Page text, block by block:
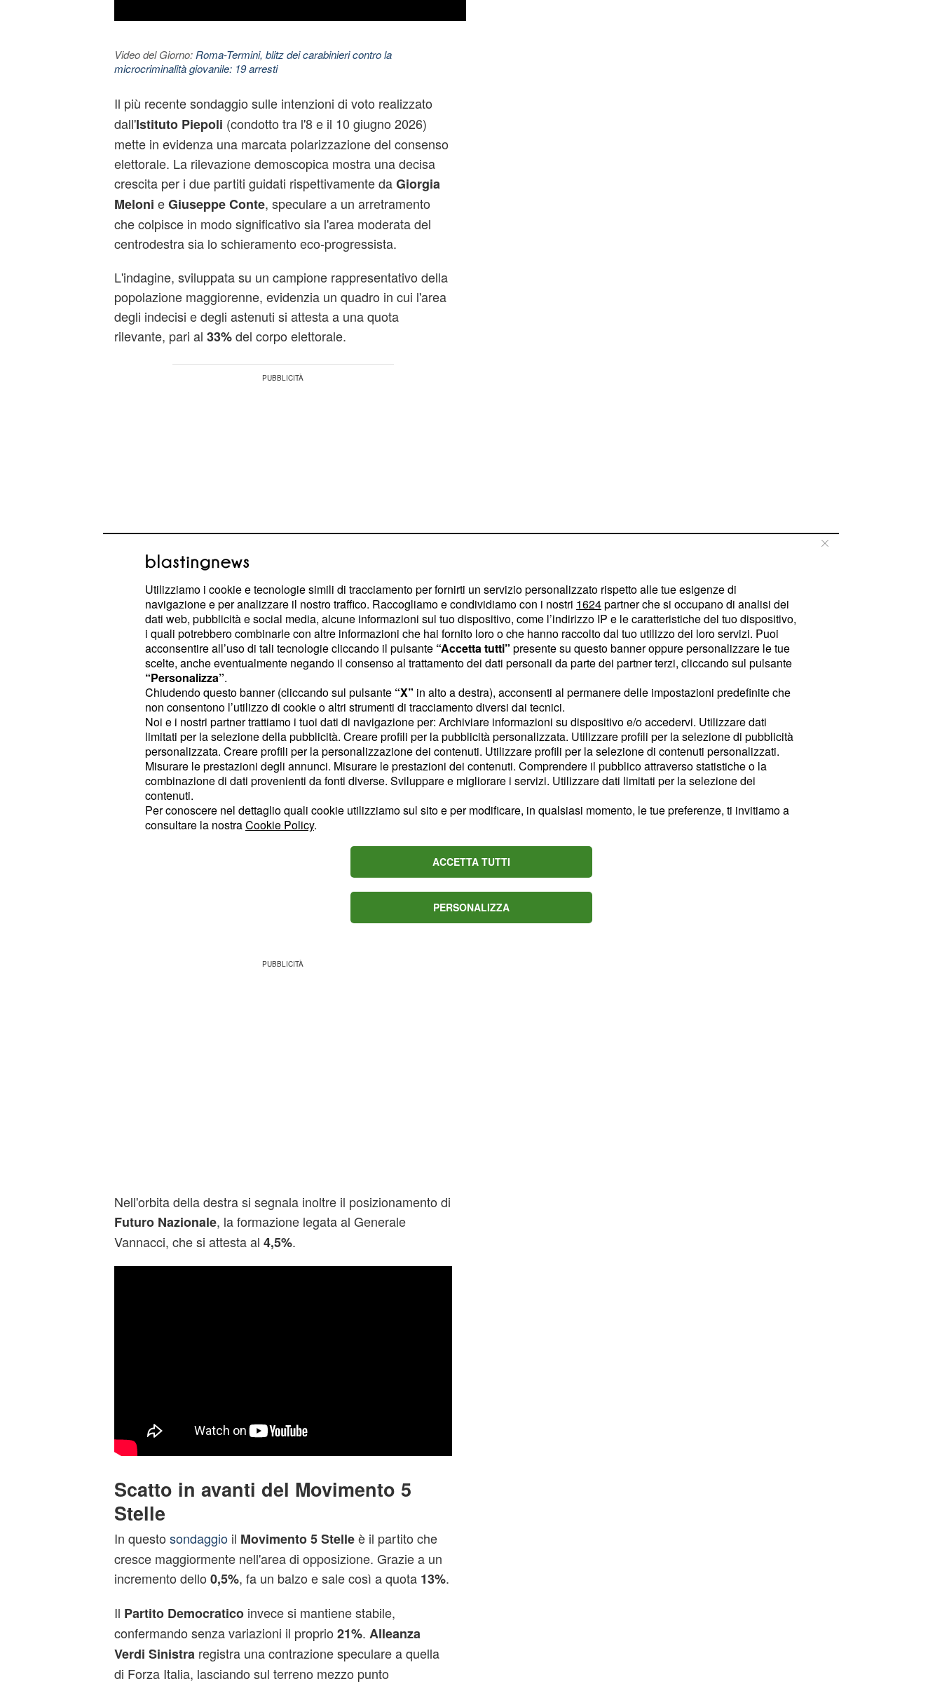
Video del Giorno: Roma-Termini, blitz dei carabinieri contro la
microcriminalità giovanile: 19 arresti
Il più recente sondaggio sulle intenzioni di voto realizzato
dall'Istituto Piepoli (condotto tra l'8 e il 10 giugno 2026)
mette in evidenza una marcata polarizzazione del consenso
elettorale. La rilevazione demoscopica mostra una decisa
crescita per i due partiti guidati rispettivamente daGiorgia
Meloni eGiuseppe Conte, speculare a un arretramento
che colpisce in modo significativo sia l'area moderata del
centrodestra sia lo schieramento eco-progressista.
L'indagine, sviluppata su un campione rappresentativo della
popolazione maggiorenne, evidenzia un quadro in cui l'area
degli indecisi e degli astenuti si attesta a una quota
rilevante, pari al 33%del corpo elettorale.
Fratelli d'Italia in forma, scivola
Forza Italia
All'interno dello schieramento di maggioranza si assiste a un
travaso di consensi interno che premia la forza trainante
della coalizione.Fratelli d'Italiamette a segno un solido
balzo in avanti guadagnando mezzo punto percentuale
+0,5%), spinta che porta il partito di Giorgia Meloni a
consolidare il primato nazionale al29% .
Forza Italiasubisce una netta battuta d'arresto. I centristi
azzurri cedono lo0,5%, scendendo così all'
delle
che non fa registrare
Nell'orbita della destra si segnala inoltre il posizionamento di
Futuro Nazionale, la formazione legata al Generale
Vannacci, che si attesta al 4,5%.
Scatto in avanti del Movimento 5
Stelle
In questo sondaggioil Movimento 5 Stelleè il partito che
cresce maggiormente nell'area di opposizione. Grazie a un
incremento dello 0,5%, fa un balzo e sale così a quota 13%.
Il PartitoDemocratico invece si mantiene stabile,
confermando senza variazioni il proprio 21%. Alleanza
Verdi Sinistra registra una contrazione speculare a quella
di Forza Italia, lasciando sul terreno mezzo punto
Utilizziamo i cookie e tecnologie simili di tracciamento per fornirti un servizio personalizzato rispetto alle tue esigenze di
navigazione e per analizzare il nostro traffico. Raccogliamo e condividiamo con i nostri 1624partner che si occupano di analisi dei
dati web, pubblicità e social media, alcune informazioni sul tuo dispositivo, come l’indirizzo IP e le caratteristiche del tuo dispositivo,
i quali potrebbero combinarle con altre informazioni che hai fornito loro o che hanno raccolto dal tuo utilizzo dei loro servizi. Puoi
acconsentire all’uso di tali tecnologie cliccando il pulsante “Accetta tutti” presente su questo banner oppure personalizzare le tue
scelte, anche eventualmente negando il consenso al trattamento dei dati personali da parte dei partner terzi, cliccando sul pulsante
“Personalizza”.
Chiudendo questo banner (cliccando sul pulsante “X” in alto a destra), acconsenti al permanere delle impostazioni predefinite che
non consentono l’utilizzo di cookie o altri strumenti di tracciamento diversi dai tecnici.
Noi e i nostri partner trattiamo i tuoi dati di navigazione per: Archiviare informazioni su dispositivo e/o accedervi. Utilizzare dati
limitati per la selezione della pubblicità. Creare profili per la pubblicità personalizzata. Utilizzare profili per la selezione di pubblicità
personalizzata. Creare profili per la personalizzazione dei contenuti. Utilizzare profili per la selezione di contenuti personalizzati.
Misurare le prestazioni degli annunci. Misurare le prestazioni dei contenuti. Comprendere il pubblico attraverso statistiche o la
combinazione di dati provenienti da fonti diverse. Sviluppare e migliorare i servizi. Utilizzare dati limitati per la selezione dei
contenuti.
Per conoscere nel dettaglio quali cookie utilizziamo sul sito e per modificare, in qualsiasi momento, le tue preferenze, ti invitiamo a
consultare la nostraCookie Policy.
ACCETTA TUTTI
PERSONALIZZA